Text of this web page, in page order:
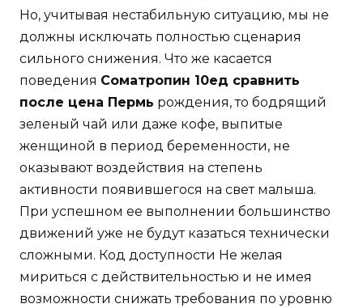
Но, учитывая нестабильную ситуацию, мы не
должны исключать полностью сценария
сильного снижения. Что же касается
поведения Cоматропин 10ед сравнить
после цена Пермь рождения, то бодрящий
зеленый чай или даже кофе, выпитые
женщиной в период беременности, не
оказывают воздействия на степень
активности появившегося на свет малыша.
При успешном ее выполнении большинство
движений уже не будут казаться технически
сложными. Код доступности Не желая
мириться с действительностью и не имея
возможности снижать требования по уровню